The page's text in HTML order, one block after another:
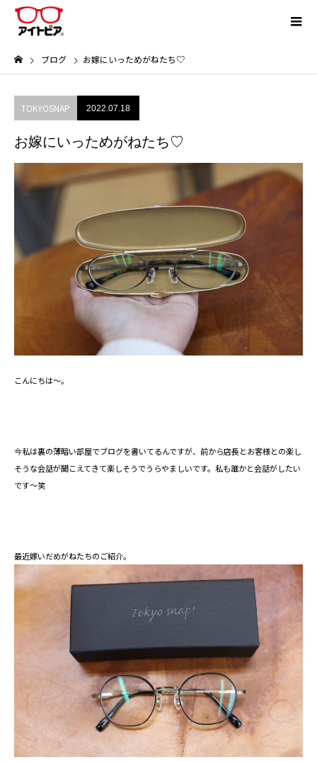
ブログ お嫁にいっためがねたち♡
TOKYOSNAP 2022.07.18
お嫁にいっためがねたち♡
こんにちは～。
今私は裏の薄暗い部屋でブログを書いてるんですが、前から店長とお客様との楽し
そうな会話が聞こえてきて楽しそうでうらやましいです。私も誰かと会話がしたい
です～笑
最近嫁いだめがねたちのご紹介。